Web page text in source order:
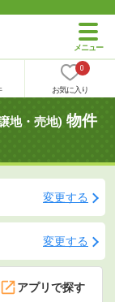
0
お気に入り
地・売地) 物件
変更する
変更する
アプリで探す